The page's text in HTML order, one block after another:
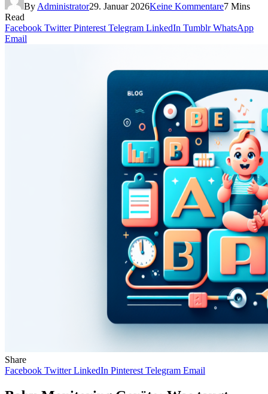
By Administrator29. Januar 2026Keine Kommentare7 Mins
Read
Facebook Twitter Pinterest Telegram LinkedIn Tumblr WhatsApp
Email
Share
Facebook Twitter LinkedIn Pinterest Telegram Email